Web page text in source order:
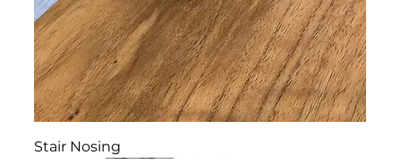
Stair Nosing